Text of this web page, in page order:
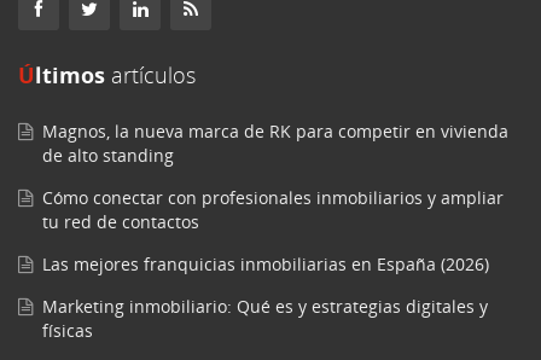
Últimos artículos
Magnos, la nueva marca de RK para competir en vivienda
de alto standing
Cómo conectar con profesionales inmobiliarios y ampliar
tu red de contactos
Las mejores franquicias inmobiliarias en España (2026)
Marketing inmobiliario: Qué es y estrategias digitales y
físicas